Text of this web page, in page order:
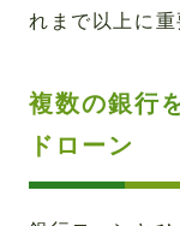
れまで以上に重
複数の銀行
ドローン